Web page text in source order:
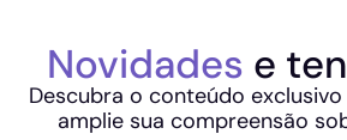
Novidades e
Descubra o conteúdo
amplie sua compreensão